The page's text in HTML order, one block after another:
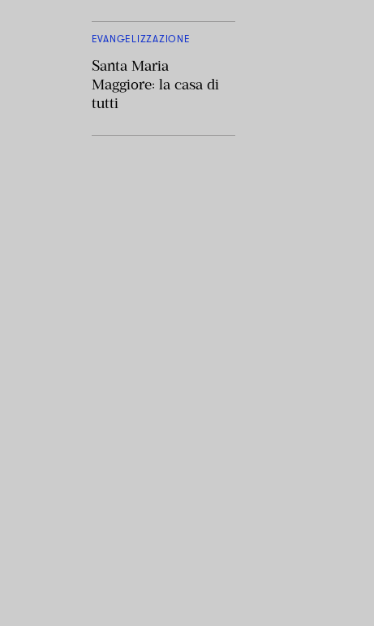
EVANGELIZZAZIONE
Santa Maria
Maggiore: la casa di
tutti